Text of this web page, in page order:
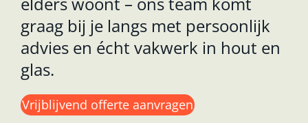
graag bij je langs met persoonlijk
advies en écht vakwerk in hout en
glas.
Vrijblijvend offerte aanvragen